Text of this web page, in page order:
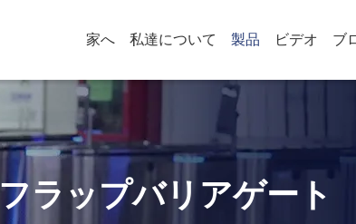
家へ 私達について 製品 ビデオ ブ
フラップバリアゲート